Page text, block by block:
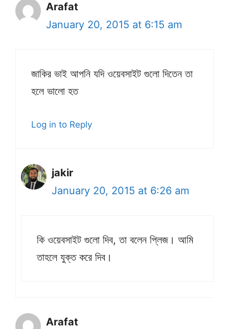
Arafat
January 20, 2015 at 6:15 am
জাকির ভাই আপনি যদি ওয়েবসাইট গুলো দিতেন তা
হলে ভালো হত
Log in to Reply
jakir
January 20, 2015 at 6:26 am
কি ওয়েবসাইট গুলো দিব, তা বলেন প্লিজ। আমি
তাহলে যুক্ত করে দিব।
Arafat